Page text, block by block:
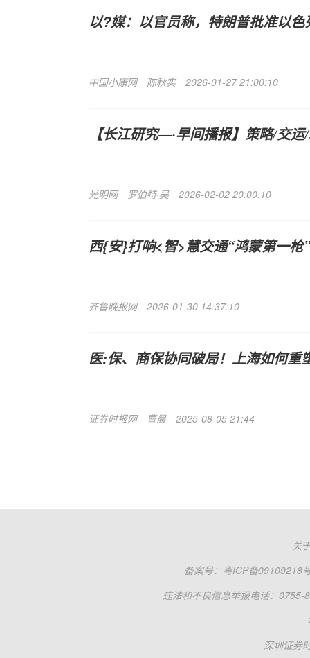
以?媒：以官员称，特朗普批准以
中国小康网 陈秋实 2026-01-27 21:00:10
【长江研究—·早间播报】策略/交
光明网 罗伯特·吴 2026-02-02 20:00:10
西{安}打响<智>慧交通“鸿蒙第一枪”
齐鲁晚报网 2026-01-30 14:37:10
医:保、商保协同破局！上海如何重
证券时报网 曹晨 2025-08-05 21:44
关
备案号： 粤ICP备09109218
违法和不良信息举报电话：0755-
深圳证券